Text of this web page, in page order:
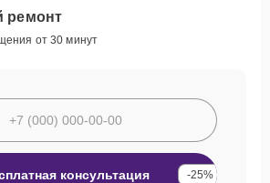
ремонт
от 30 минут
консультация -25%